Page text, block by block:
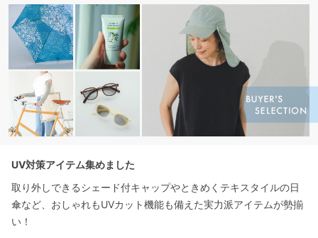
UV対策アイテム集めました
取り外しできるシェード付キャップやときめくテキスタイルの日
傘など、おしゃれもUVカット機能も備えた実力派アイテムが勢揃
い！